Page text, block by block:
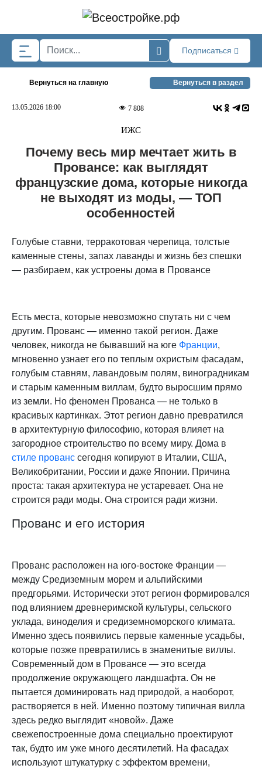
Подписаться
Вернуться на главную Вернуться в раздел
13.05.2026 18:00 7 808
ИЖС
Почему весь мир мечтает жить в
Провансе: как выглядят
французские дома, которые никогда
не выходят из моды, — ТОП
особенностей
Голубые ставни, терракотовая черепица, толстые
каменные стены, запах лаванды и жизнь без спешки
— разбираем, как устроены дома в Провансе
Есть места, которые невозможно спутать ни с чем
другим. Прованс — именно такой регион. Даже
человек, никогда не бывавший на юге Франции,
мгновенно узнает его по теплым охристым фасадам,
голубым ставням, лавандовым полям, виноградникам
и старым каменным виллам, будто выросшим прямо
из земли. Но феномен Прованса — не только в
красивых картинках. Этот регион давно превратился
в архитектурную философию, которая влияет на
загородное строительство по всему миру. Дома в
стиле прованс сегодня копируют в Италии, США,
Великобритании, России и даже Японии. Причина
проста: такая архитектура не устаревает. Она не
строится ради моды. Она строится ради жизни.
Прованс и его история
Прованс расположен на юго-востоке Франции —
между Средиземным морем и альпийскими
предгорьями. Исторически этот регион формировался
под влиянием древнеримской культуры, сельского
уклада, виноделия и средиземноморского климата.
Именно здесь появились первые каменные усадьбы,
которые позже превратились в знаменитые виллы.
Современный дом в Провансе — это всегда
продолжение окружающего ландшафта. Он не
пытается доминировать над природой, а наоборот,
растворяется в ней. Именно поэтому типичная вилла
здесь редко выглядит «новой». Даже
свежепостроенные дома специально проектируют
так, будто им уже много десятилетий. На фасадах
используют штукатурку с эффектом времени,